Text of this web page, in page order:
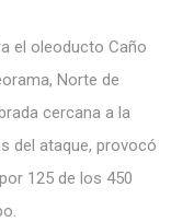
el oleoducto Caño
Norte de
cercana a la
del ataque, provocó
125 de los 450